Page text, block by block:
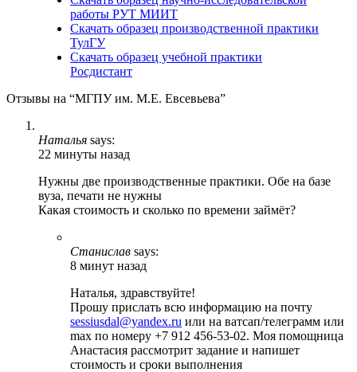
работы РУТ МИИТ
Скачать образец производственной практики
ТулГУ
Скачать образец учебной практики
Росдистант
Отзывы на “МГПУ им. М.Е. Евсевьева”
Наталья says:
22 минуты назад
Нужны две производственные практики. Обе на базе
вуза, печати не нужны
Какая стоимость и сколько по времени займёт?
Станислав says:
8 минут назад
Наталья, здравствуйте!
Прошу прислать всю информацию на почту
sessiusdal@yandex.ru или на ватсап/телеграмм или
max по номеру +7 912 456-53-02. Моя помощница
Анастасия рассмотрит задание и напишет
стоимость и сроки выполнения